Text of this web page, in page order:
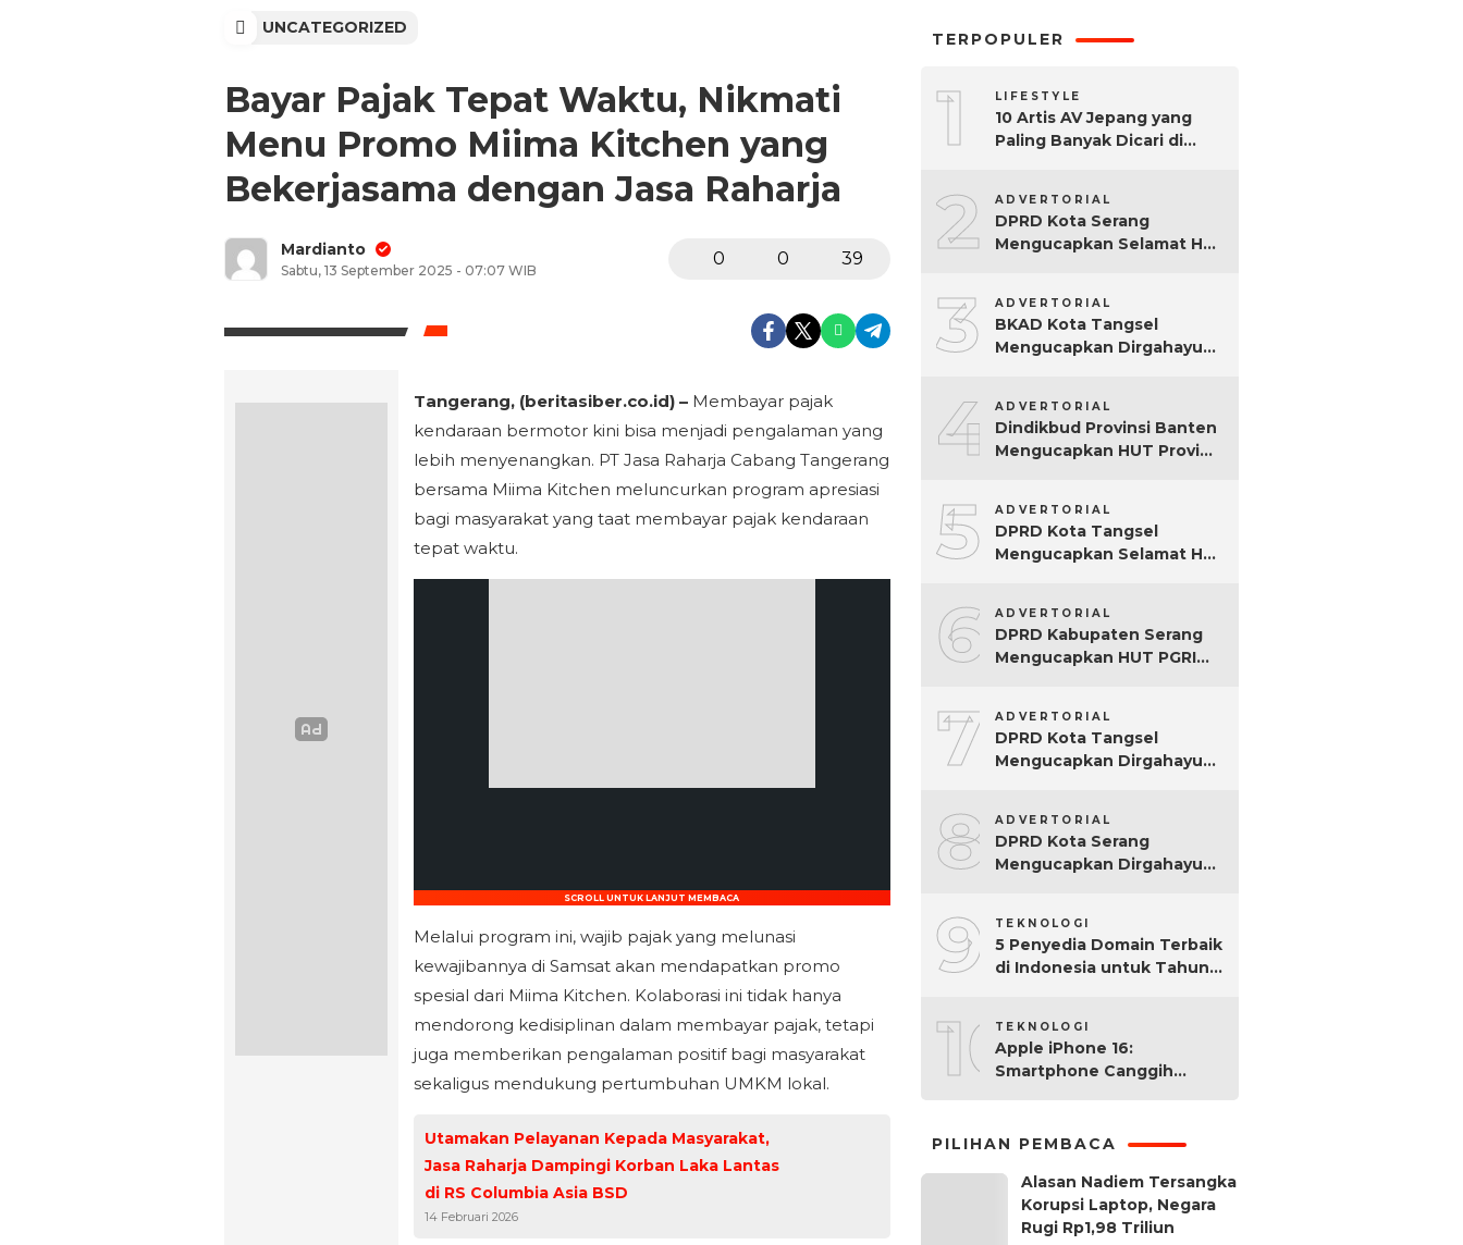
UNCATEGORIZED
Bayar Pajak Tepat Waktu, Nikmati
Menu Promo Miima Kitchen yang
Bekerjasama dengan Jasa Raharja
Mardianto
Sabtu, 13 September 2025 - 07:07 WIB
0 0 39
Tangerang, (beritasiber.co.id) – Membayar pajak
kendaraan bermotor kini bisa menjadi pengalaman yang
lebih menyenangkan. PT Jasa Raharja Cabang Tangerang
bersama Miima Kitchen meluncurkan program apresiasi
bagi masyarakat yang taat membayar pajak kendaraan
tepat waktu.
SCROLL UNTUK LANJUT MEMBACA
Melalui program ini, wajib pajak yang melunasi
kewajibannya di Samsat akan mendapatkan promo
spesial dari Miima Kitchen. Kolaborasi ini tidak hanya
mendorong kedisiplinan dalam membayar pajak, tetapi
juga memberikan pengalaman positif bagi masyarakat
sekaligus mendukung pertumbuhan UMKM lokal.
Utamakan Pelayanan Kepada Masyarakat,
Jasa Raharja Dampingi Korban Laka Lantas
di RS Columbia Asia BSD
14 Februari 2026
TERPOPULER
1 LIFESTYLE
10 Artis AV Jepang yang
Paling Banyak Dicari di
2 ADVERTORIAL
DPRD Kota Serang
Mengucapkan Selamat Hari
3 ADVERTORIAL
BKAD Kota Tangsel
Mengucapkan Dirgahayu
4 ADVERTORIAL
Dindikbud Provinsi Banten
Mengucapkan HUT Provinsi
5 ADVERTORIAL
DPRD Kota Tangsel
Mengucapkan Selamat Hari
6 ADVERTORIAL
DPRD Kabupaten Serang
Mengucapkan HUT PGRI
7 ADVERTORIAL
DPRD Kota Tangsel
Mengucapkan Dirgahayu
8 ADVERTORIAL
DPRD Kota Serang
Mengucapkan Dirgahayu
9 TEKNOLOGI
5 Penyedia Domain Terbaik
di Indonesia untuk Tahun
10TEKNOLOGI
Apple iPhone 16:
Smartphone Canggih
PILIHAN PEMBACA
Alasan Nadiem Tersangka
Korupsi Laptop, Negara
Rugi Rp1,98 Triliun